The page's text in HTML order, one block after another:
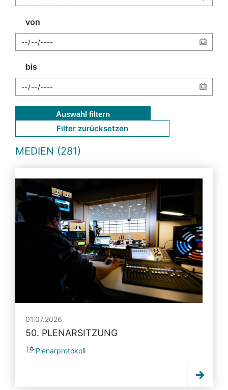
von
bis
Auswahl filtern
Filter zurücksetzen
MEDIEN (281)
01.07.2026
50. PLENARSITZUNG
Plenarprotokoll